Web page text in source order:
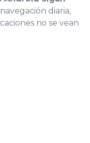
diaria,
no se vean